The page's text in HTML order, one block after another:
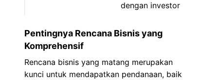
dengan investor
Pentingnya Rencana Bisnis yang
Komprehensif
Rencana bisnis yang matang merupakan
kunci untuk mendapatkan pendanaan, baik